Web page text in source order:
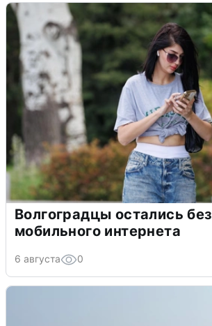
Волгоградцы остались без
мобильного интернета
6 августа 0